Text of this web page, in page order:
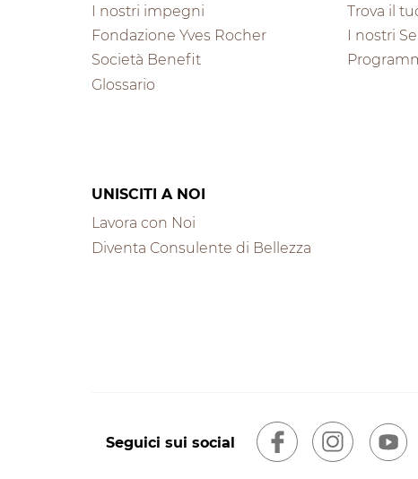
I nostri impegni
Fondazione Yves Rocher
Società Benefit
Glossario
Trova il
I nostri
UNISCITI A NOI
Lavora con Noi
Diventa Consulente di Bellezza
Seguici sui social